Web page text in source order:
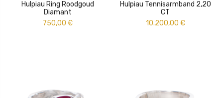
Hulpiau Ring Roodgoud
Diamant
750,00 €
Hulpiau Tennisarmband 2,20
CT
10.200,00 €